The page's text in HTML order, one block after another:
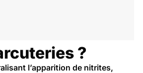
?
l’apparition de nitrites,